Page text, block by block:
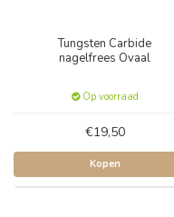
Tungsten Carbide
nagelfrees Ovaal
Op voorraad
€19,50
Kopen